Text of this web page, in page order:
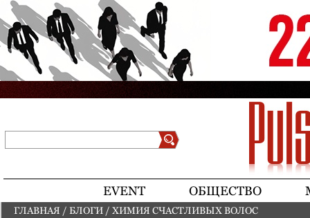
Jump to navigation
EVENT ОБЩЕСТВО
ГЛАВНАЯ / БЛОГИ / ХИМИЯ СЧАСТЛИВЫХ ВОЛОС